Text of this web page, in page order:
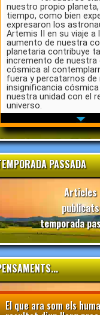
PASSADA
Articles
publicats
temporada
El que ara som els